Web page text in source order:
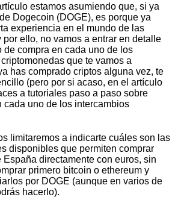
estamos asumiendo que, si ya
Dogecoin (DOGE), es porque ya
experiencia en el mundo de las
por ello, no vamos a entrar en detalle
de compra en cada uno de los
que te vamos a
has comprado criptos alguna vez, te
(pero por si acaso, en el artículo
a tutoriales paso a paso sobre
cada uno de los intercambios
limitaremos a indicarte cuáles son las
disponibles que permiten comprar
España directamente con euros, sin
primero bitcoin o ethereum y
por DOGE (aunque en varios de
hacerlo).